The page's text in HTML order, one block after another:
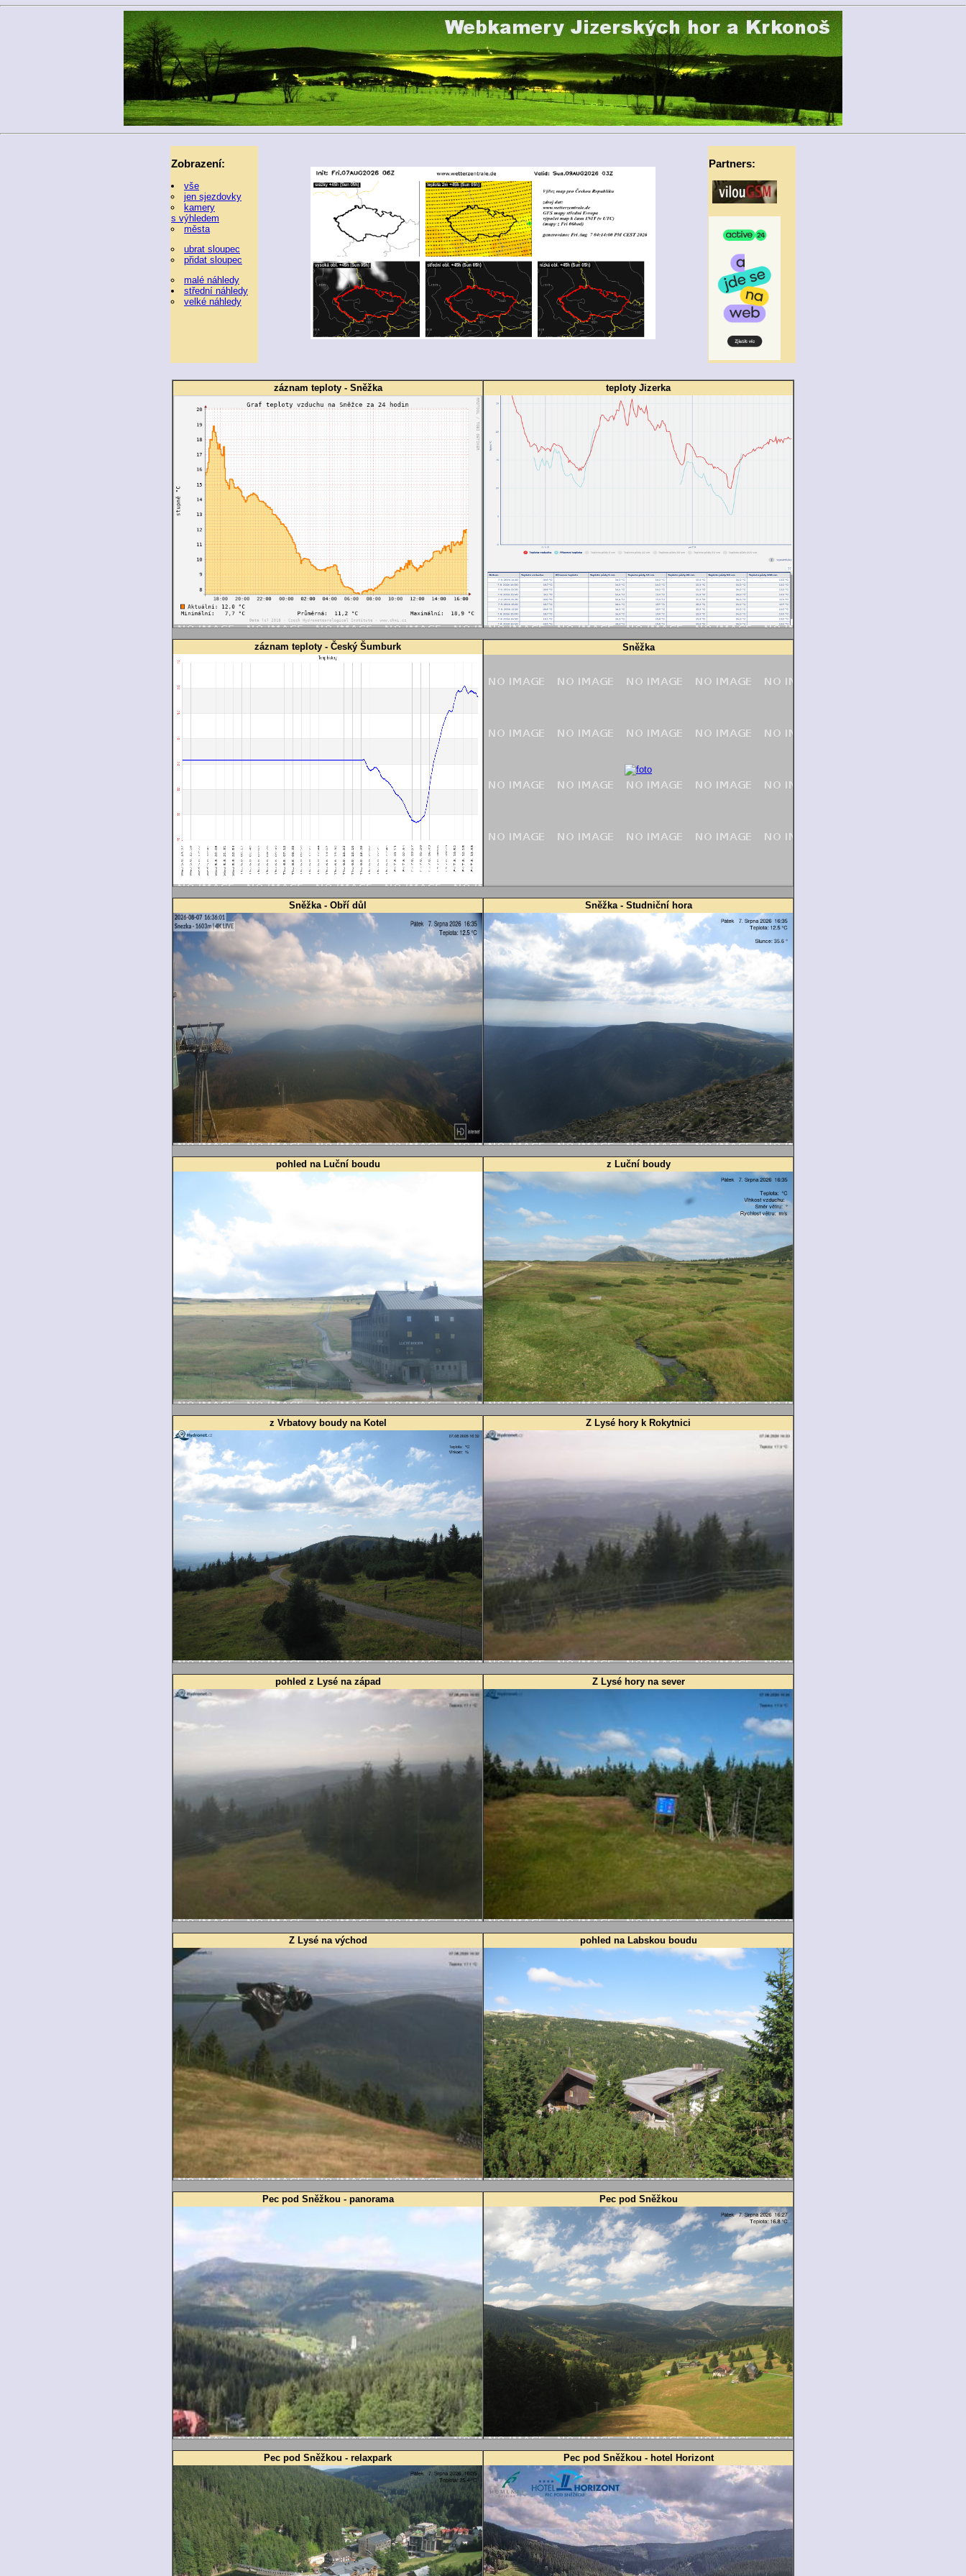
Zobrazení:
vše
jen sjezdovky
kamery
s výhledem
města
ubrat sloupec
přidat sloupec
malé náhledy
střední náhledy
velké náhledy
Partners:
záznam teploty - Sněžka teploty Jizerka
záznam teploty - Český Šumburk Sněžka
Sněžka - Obří důl Sněžka - Studniční hora
pohled na Luční boudu z Luční boudy
z Vrbatovy boudy na Kotel Z Lysé hory k Rokytnici
pohled z Lysé na západ Z Lysé hory na sever
Z Lysé na východ pohled na Labskou boudu
Pec pod Sněžkou - panorama Pec pod Sněžkou
Pec pod Sněžkou - relaxpark Pec pod Sněžkou - hotel Horizont